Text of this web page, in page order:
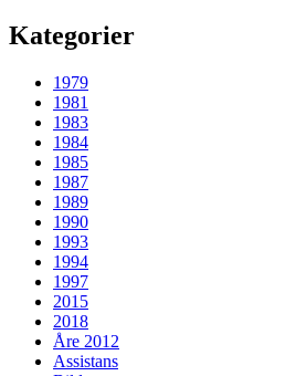
Kategorier
1979
1981
1983
1984
1985
1987
1989
1990
1993
1994
1997
2015
2018
Åre 2012
Assistans